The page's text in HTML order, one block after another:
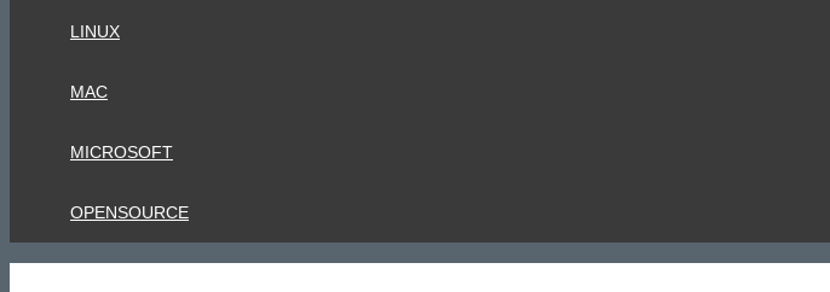
LINUX
MAC
MICROSOFT
OPENSOURCE